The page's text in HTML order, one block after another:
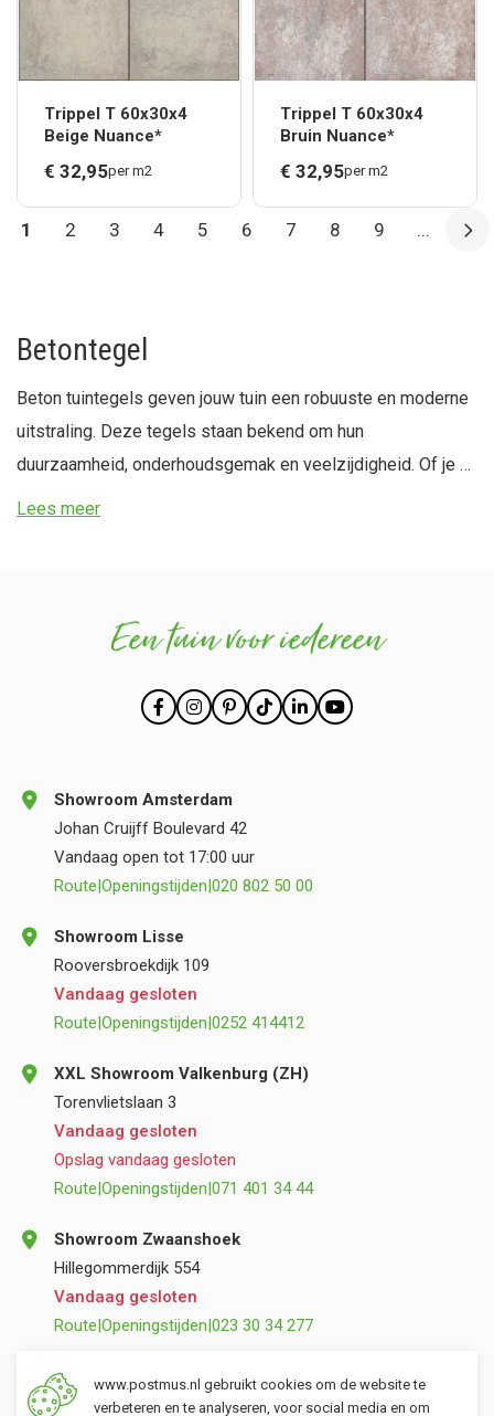
Trippel T 60x30x4
Beige Nuance*
€ 32,95per m2
Trippel T 60x30x4
Bruin Nuance*
€ 32,95per m2
1 2 3 4 5 6 7 8 9 ...
Betontegel
Beton tuintegels geven jouw tuin een robuuste en moderne
uitstraling. Deze tegels staan bekend om hun
duurzaamheid, onderhoudsgemak en veelzijdigheid. Of je nu
een strak terras wilt, een mooie oprit of een sfeervol
Postmus en creëer jouw stijlvolle en tijdloze tuin.
Lees meer
Een tuin voor iedereen
Showroom Amsterdam
Johan Cruijff Boulevard 42
Vandaag open tot 17:00 uur
Route|Openingstijden|020 802 50 00
Showroom Lisse
Rooversbroekdijk 109
Vandaag gesloten
Route|Openingstijden|0252 414412
XXL Showroom Valkenburg (ZH)
Torenvlietslaan 3
Vandaag gesloten
Opslag vandaag gesloten
Route|Openingstijden|071 401 34 44
Showroom Zwaanshoek
Hillegommerdijk 554
Vandaag gesloten
Route|Openingstijden|023 30 34 277
Opslag Valkenburg (ZH)
Torenvlietslaan 3
www.postmus.nl gebruikt cookies om de website te
verbeteren en te analyseren, voor social media en om